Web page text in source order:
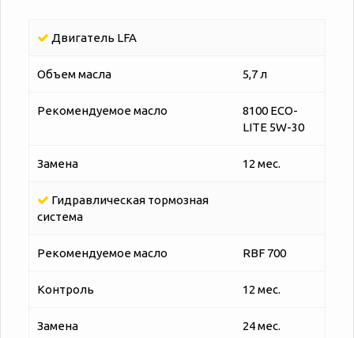
Двигатель LFA
Объем масла 5,7 л
Рекомендуемое масло
8100 ECO-
LITE 5W-30
Замена 12 мес.
Гидравлическая тормозная
система
Рекомендуемое масло RBF 700
Контроль 12 мес.
Замена 24 мес.